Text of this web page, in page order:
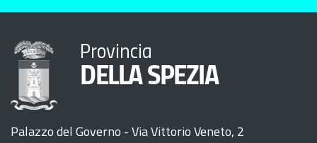
Provincia
DELLA SPEZIA
Palazzo del Governo - Via Vittorio Veneto, 2